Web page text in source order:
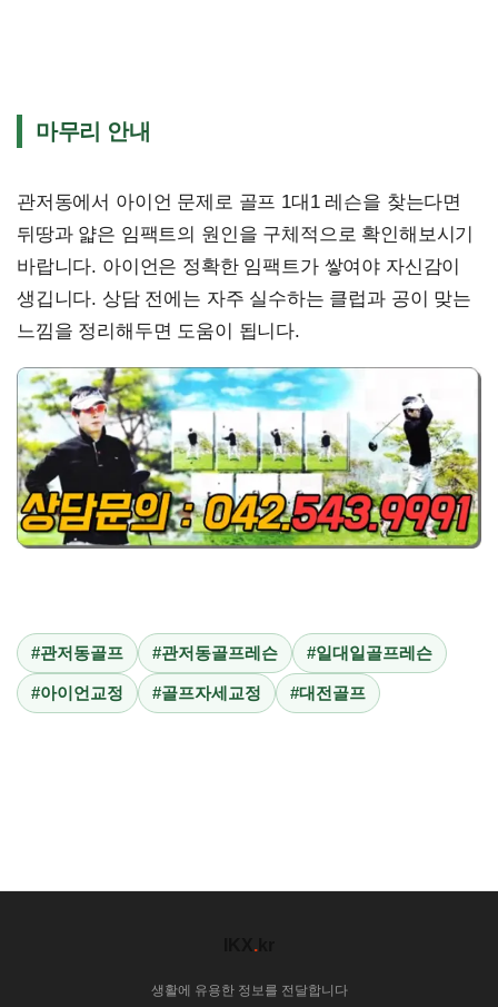
마무리 안내
관저동에서 아이언 문제로 골프 1대1 레슨을 찾는다면
뒤땅과 얇은 임팩트의 원인을 구체적으로 확인해보시기
바랍니다. 아이언은 정확한 임팩트가 쌓여야 자신감이
생깁니다. 상담 전에는 자주 실수하는 클럽과 공이 맞는
느낌을 정리해두면 도움이 됩니다.
#관저동골프 #관저동골프레슨 #일대일골프레슨
#아이언교정 #골프자세교정 #대전골프
.
생활에 유용한 정보를 전달합니다